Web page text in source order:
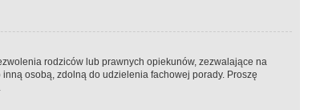
rodziców lub prawnych opiekunów, zezwalające na
osobą, zdolną do udzielenia fachowej porady. Proszę